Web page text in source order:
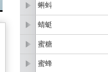
蝌蚪
蜻蜓
蜜糖
蜜蜂